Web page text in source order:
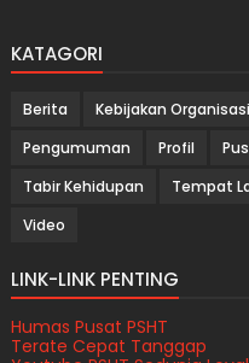
KATAGORI
Berita Kebijakan Organisasi
Pengumuman
Profil
Tabir Kehidupan
Tempat
Video
LINK-LINK PENTING
Humas Pusat PSHT
Terate Cepat Tanggap